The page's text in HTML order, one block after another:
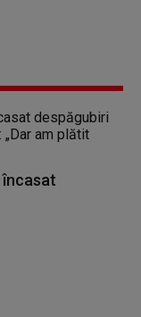
încasat